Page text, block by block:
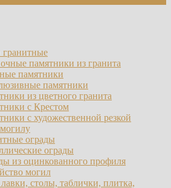
памятники из гранита
памятники
памятники
из цветного гранита
с Крестом
с художественной резкой
ограды
ограды
из оцинкованного профиля
могил
столы, таблички, плитка,